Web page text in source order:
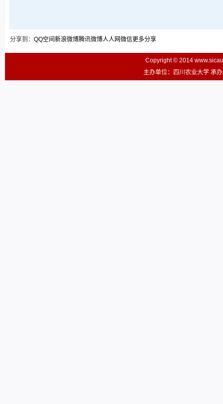
分享到： QQ空间 新浪微博腾讯微博人人网微信更多分享
Copyright © 2014
主办单位：四川农业大学 承